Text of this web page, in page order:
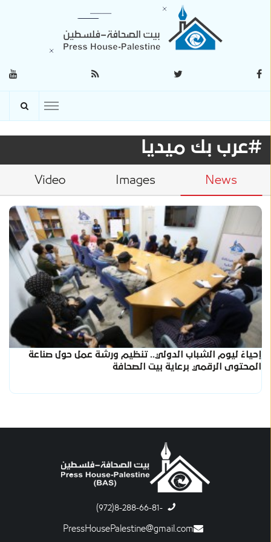
#عرب بك ميديا
News
Images
Video
إحياءً ليوم الشباب الدولي.. تنظيم ورشة عمل حول صناعة
المحتوى الرقمي برعاية بيت الصحافة
-8-288-66-81(972)
PressHousePalestine@gmail.com